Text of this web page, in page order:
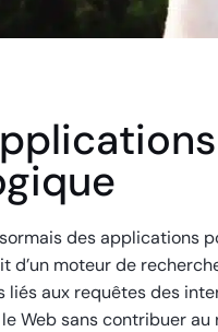
des applications
d’un moteur de
liés aux requêtes des
Web sans contribuer